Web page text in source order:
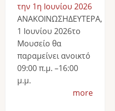
την 1η Ιουνίου 2026
ΑΝΑΚΟΙΝΩΣΗΔΕΥΤΕΡΑ,
1 Ιουνίου 2026το
Μουσείο θα
παραμείνει ανοικτό
09:00 π.μ. –16:00
μ.μ.
more